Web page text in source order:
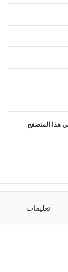
هذا المتصفح
تعليقات